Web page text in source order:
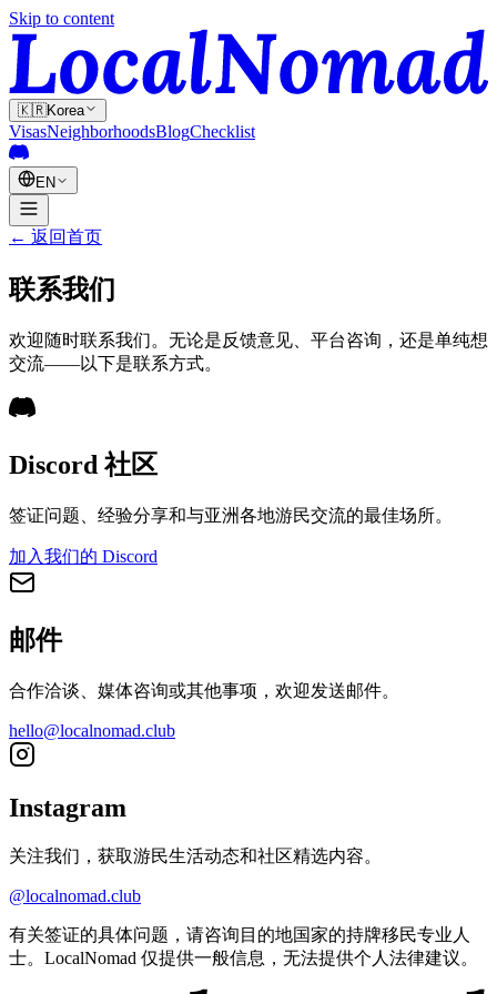
Skip to content
🇰🇷Korea
VisasNeighborhoodsBlogChecklist
EN
← 返回首页
联系我们
欢迎随时联系我们。无论是反馈意见、平台咨询，还是单纯想
交流——以下是联系方式。
Discord 社区
签证问题、经验分享和与亚洲各地游民交流的最佳场所。
加入我们的 Discord
邮件
合作洽谈、媒体咨询或其他事项，欢迎发送邮件。
hello@localnomad.club
Instagram
关注我们，获取游民生活动态和社区精选内容。
@localnomad.club
有关签证的具体问题，请咨询目的地国家的持牌移民专业人
士。LocalNomad 仅提供一般信息，无法提供个人法律建议。